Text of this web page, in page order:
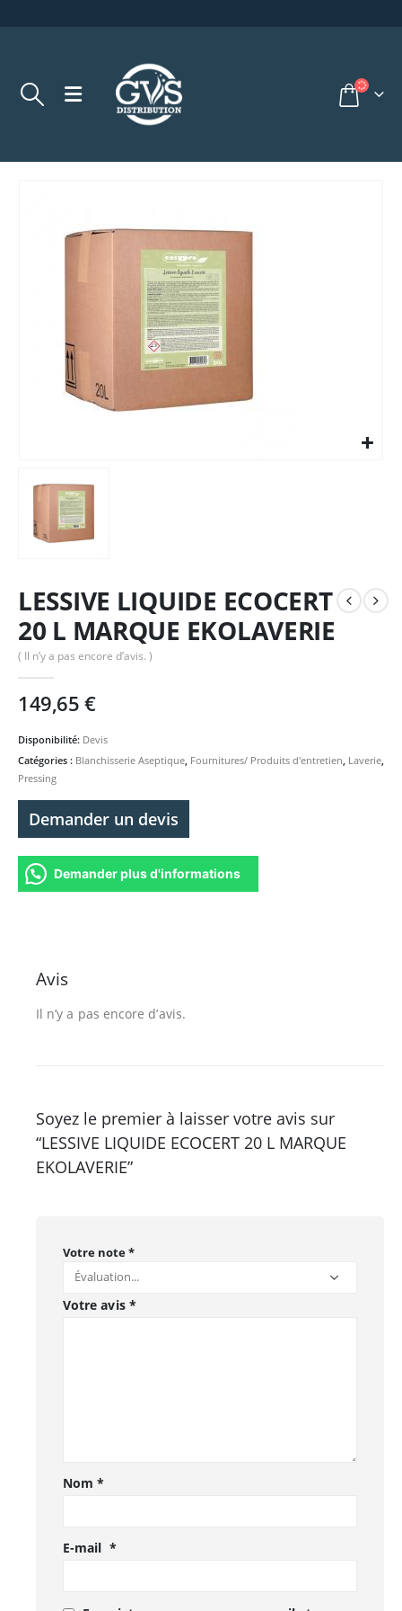
LESSIVE LIQUIDE ECOCERT
20 L MARQUE EKOLAVERIE
( Il n’y a pas encore d’avis. )
149,65€
Disponibilité: Devis
Catégories : Blanchisserie Aseptique, Fournitures/ Produits d'entretien, Laverie,
Pressing
Demander un devis
Demander plus d'informations
Avis
Il n’y a pas encore d’avis.
Soyez le premier à laisser votre avis sur
“LESSIVE LIQUIDE ECOCERT 20 L MARQUE
EKOLAVERIE”
Votre note*
Votre avis *
Nom*
E-mail *